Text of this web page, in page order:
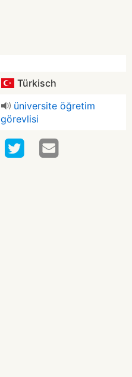
Türkisch
üniversite öğretim
görevlisi